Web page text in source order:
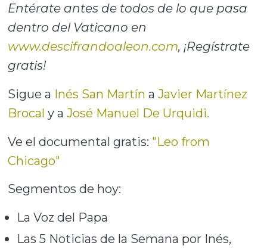
Entérate antes de todos de lo que pasa
dentro del Vaticano en
www.descifrandoaleon.com, ¡Regístrate
gratis!
Sigue a Inés San Martín aJavier Martínez
Brocal y aJosé Manuel De Urquidi.
Ve el documental gratis: "Leo from
Chicago"
Segmentos de hoy:
La Voz del Papa
Las 5 Noticias de la Semana por Inés,